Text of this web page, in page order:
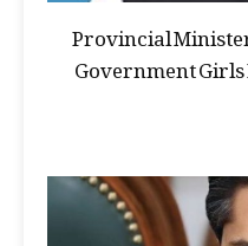
Provincial
Government